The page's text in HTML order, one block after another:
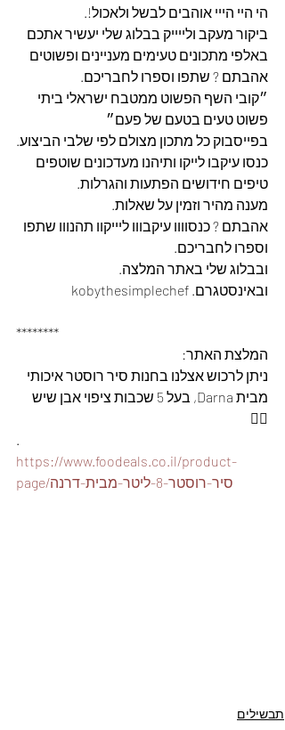
הי היי הייי אוהבים לבשל ולאכול!.
ביקור מעקב ולייייק בבלוג שלי יעשיר אתכם
באלפי מתכונים טעימים מעניינים ופשוטים
אהבתם ? שתפו וספרו לחבריכם.
״קובי השף הפשוט ממטבח ישראלי ביתי
פשוט טעים בטעם של פעם״
בפייסבוק כל מתכון מצולם לפי שלבי הביצוע.
כנסו עיקבו לייקו ותיהנו מעדכונים שוטפים
טיפים חידושים הפתעות והגרלות.
מענה מהיר וזמין על שאלות.
אהבתם ? כנסוווו עיקבווו ליייקוו תהנווו שתפו
וספרו לחבריכם.
ובבלוג שלי באתר המלצה.
ובאינסטגרם. kobythesimplechef
********
המלצת האתר:
ניתן לרכוש אצלנו בחנות סיר רוסטר איכותי
מבית Darna, בעל 5 שכבות ציפוי אבן שיש
👇🏽
.
https://www.foodeals.co.il/product-
page/סיר-רוסטר-8-ליטר-מבית-דרנה
תבשילים